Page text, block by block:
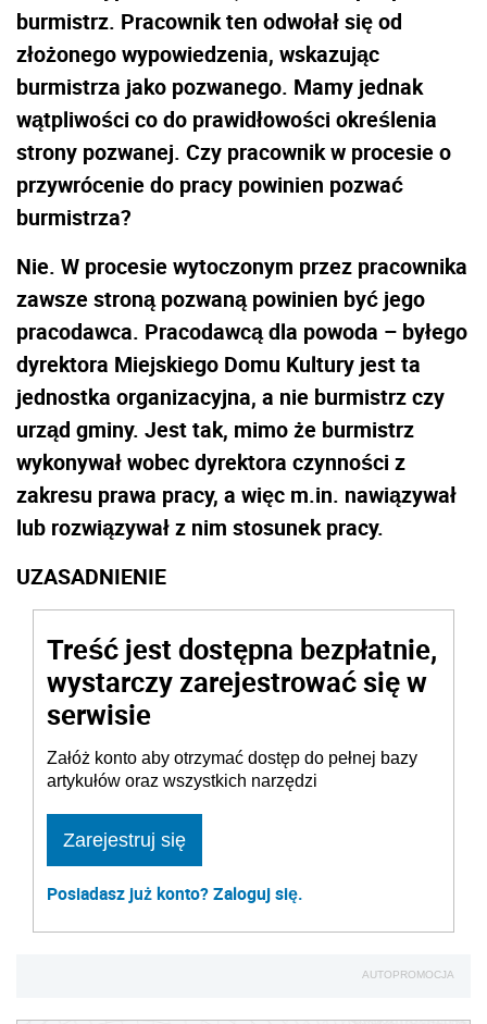
burmistrz. Pracownik ten odwołał się od
złożonego wypowiedzenia, wskazując
burmistrza jako pozwanego. Mamy jednak
wątpliwości co do prawidłowości określenia
strony pozwanej. Czy pracownik w procesie o
przywrócenie do pracy powinien pozwać
burmistrza?
Nie. W procesie wytoczonym przez pracownika
zawsze stroną pozwaną powinien być jego
pracodawca. Pracodawcą dla powoda – byłego
dyrektora Miejskiego Domu Kultury jest ta
jednostka organizacyjna, a nie burmistrz czy
urząd gminy. Jest tak, mimo że burmistrz
wykonywał wobec dyrektora czynności z
zakresu prawa pracy, a więc m.in. nawiązywał
lub rozwiązywał z nim stosunek pracy.
UZASADNIENIE
Treść jest dostępna bezpłatnie,
wystarczy zarejestrować się w
serwisie
Załóż konto aby otrzymać dostęp do pełnej bazy
artykułów oraz wszystkich narzędzi
Zarejestruj się
Posiadasz już konto? Zaloguj się.
AUTOPROMOCJA